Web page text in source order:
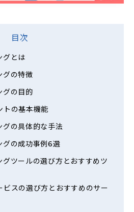
目次
グとは
グの特徴
グの目的
の基本機能
の具体的な手法
の成功事例6選
ツールの選び方とおすすめツ
スの選び方とおすすめのサー